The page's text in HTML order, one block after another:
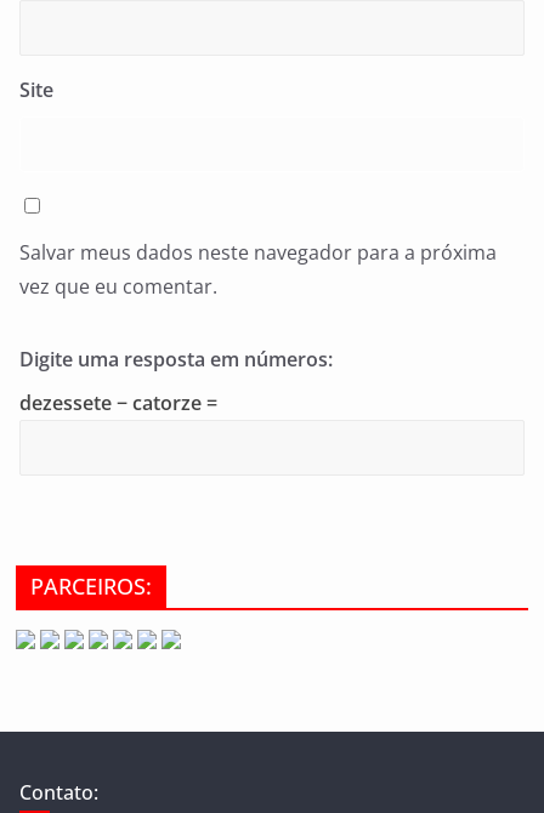
Site
Salvar meus dados neste navegador para a próxima
vez que eu comentar.
Digite uma resposta em números:
dezessete − catorze =
PARCEIROS:
Contato: